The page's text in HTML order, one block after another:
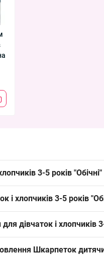
3-5 років
точках.
хлопчиків 3-5 років
дівчаток і хлопчиків
викладку.Шкарпеток